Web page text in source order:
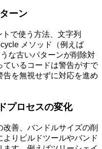
ーン
で使う方法、文字列
メソッド（例えば
な古いパターンが削除対
いるコードは警告がすで
を無視せずに対応を進め
プロセスの変化
善、バンドルサイズの削
りビルドツールやバンド